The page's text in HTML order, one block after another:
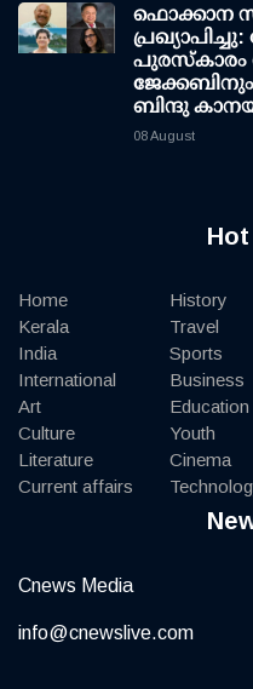
ഫൊക്കാന
പുരസ്‌കാരം
ബിന്ദു
08 August
Home
Kerala
India
International
Art
Culture
Literature
Current affairs
History
Travel
Sports
Business
Education
Youth
Cinema
Cnews Media
info@cnewslive.com